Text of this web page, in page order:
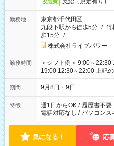
交通費 支給（規定有り）
勤務地
東京都千代田区
九段下駅から徒歩5分 / 竹
歩15分 / …
株式会社ライブパワー
勤務時間
＜シフト例＞ 9:00～
19:00 12:30～22:00 上記の時間から好きな時間を選べます！ ※
時間は変更となる可能性が
期間 9月8日・9日
特徴 週1日からOK / 履歴書不要
電話対応なし / パソコンス
気になる！ 応